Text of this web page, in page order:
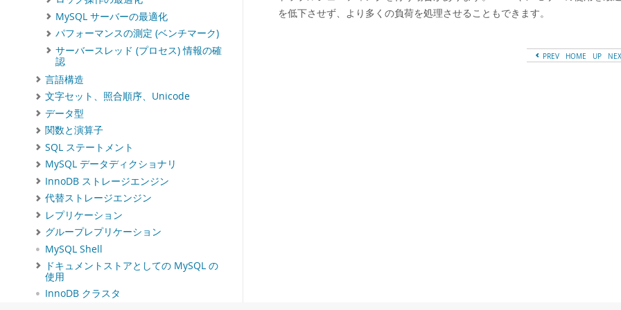
MySQL サーバーの最適化
パフォーマンスの測定 (ベンチマーク)
サーバースレッド (プロセス) 情報の確
認
言語構造
文字セット、照合順序、Unicode
データ型
関数と演算子
SQL ステートメント
MySQL データディクショナリ
InnoDB ストレージエンジン
代替ストレージエンジン
レプリケーション
グループレプリケーション
MySQL Shell
ドキュメントストアとしての MySQL の
使用
InnoDB クラスタ
を低下させず、より多くの負荷を処理させることもできます。
PREV HOME UP